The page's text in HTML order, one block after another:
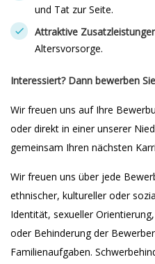
und Tat zur Seite.
Attraktive
Altersvorsorge.
Interessiert? Dann bewerben
Wir freuen uns auf Ihre
oder direkt in einer unserer
gemeinsam Ihren nächsten
Wir freuen uns über jede
ethnischer, kultureller oder
Identität, sexueller
oder Behinderung der
Familienaufgaben.